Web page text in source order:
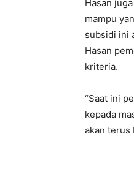
Hasan
mampu
subsidi ini
Hasan
kriteria.
“Saat ini
kepada
akan terus